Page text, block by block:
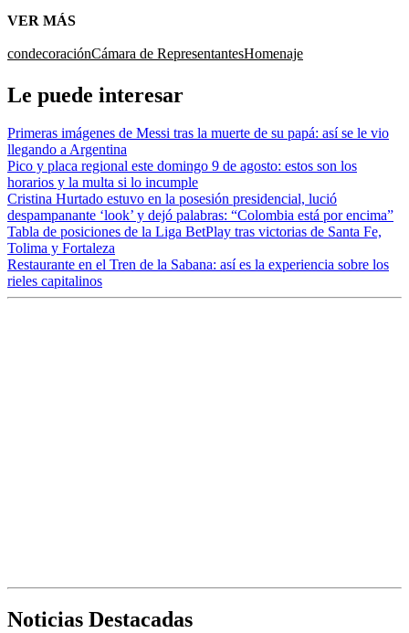
VER MÁS
condecoraciónCámara de RepresentantesHomenaje
Le puede interesar
Primeras imágenes de Messi tras la muerte de su papá: así se le vio
llegando a Argentina
Pico y placa regional este domingo 9 de agosto: estos son los
horarios y la multa si lo incumple
Cristina Hurtado estuvo en la posesión presidencial, lució
despampanante ‘look’ y dejó palabras: “Colombia está por encima”
Tabla de posiciones de la Liga BetPlay tras victorias de Santa Fe,
Tolima y Fortaleza
Restaurante en el Tren de la Sabana: así es la experiencia sobre los
rieles capitalinos
Noticias Destacadas